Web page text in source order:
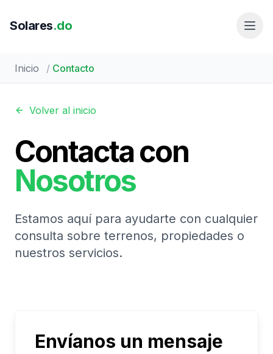
Solares.do
Inicio / Contacto
Volver al inicio
Contacta con
Nosotros
Estamos aquí para ayudarte con cualquier
consulta sobre terrenos, propiedades o
nuestros servicios.
Envíanos un mensaje